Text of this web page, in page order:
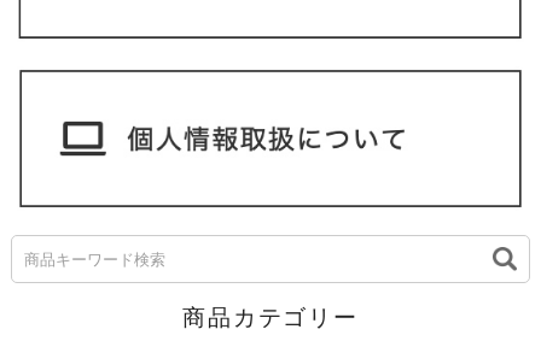
商品カテゴリー